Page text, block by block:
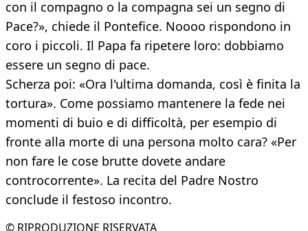
con il compagno o la compagna sei un segno di
Pace?», chiede il Pontefice. Noooo rispondono in
coro i piccoli. Il Papa fa ripetere loro: dobbiamo
essere un segno di pace.
Scherza poi: «Ora l'ultima domanda, così è finita la
tortura». Come possiamo mantenere la fede nei
momenti di buio e di difficoltà, per esempio di
fronte alla morte di una persona molto cara? «Per
non fare le cose brutte dovete andare
controcorrente». La recita del Padre Nostro
conclude il festoso incontro.
© RIPRODUZIONE RISERVATA